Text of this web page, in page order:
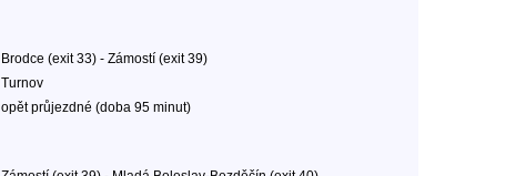
Brodce (exit 33) - Zámostí (exit 39)
Turnov
opět průjezdné (doba 95 minut)